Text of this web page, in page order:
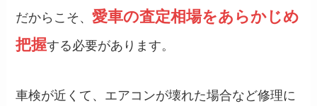
だからこそ、愛車の査定相場をあらかじめ
把握する必要があります。
車検が近くて、エアコンが壊れた場合など修理に